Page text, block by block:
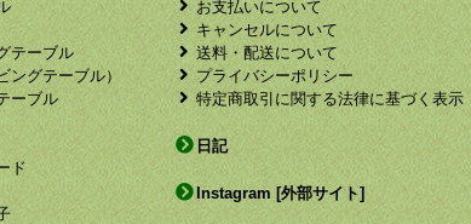
テーブル
ングテーブル）
ーブル
ド
お支払いについて
キャンセルについて
送料・配送について
プライバシーポリシー
特定商取引に関する法律に基づく表示
日記
Instagram [外部サイト]